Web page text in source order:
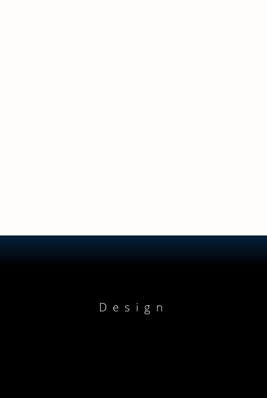
Design